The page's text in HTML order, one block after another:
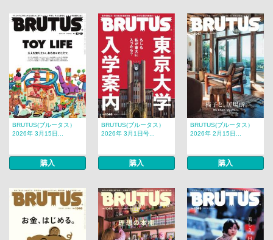
BRUTUS(ブルータス）
2026年 3月15日...
購入
BRUTUS(ブルータス）
2026年 3月1日号...
購入
BRUTUS(ブルータス）
2026年 2月15日...
購入